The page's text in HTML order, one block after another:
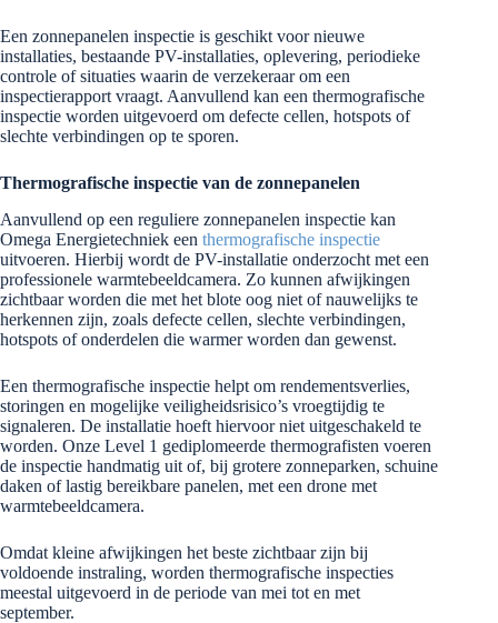
Een zonnepanelen inspectie is geschikt voor nieuwe
installaties, bestaande PV-installaties, oplevering, periodieke
controle of situaties waarin de verzekeraar om een
inspectierapport vraagt. Aanvullend kan een thermografische
inspectie worden uitgevoerd om defecte cellen, hotspots of
slechte verbindingen op te sporen.
Thermografische inspectie van de zonnepanelen
Aanvullend op een reguliere zonnepanelen inspectie kan
Omega Energietechniek een thermografische inspectie
uitvoeren. Hierbij wordt de PV-installatie onderzocht met een
professionele warmtebeeldcamera. Zo kunnen afwijkingen
zichtbaar worden die met het blote oog niet of nauwelijks te
herkennen zijn, zoals defecte cellen, slechte verbindingen,
hotspots of onderdelen die warmer worden dan gewenst.
Een thermografische inspectie helpt om rendementsverlies,
storingen en mogelijke veiligheidsrisico’s vroegtijdig te
signaleren. De installatie hoeft hiervoor niet uitgeschakeld te
worden. Onze Level 1 gediplomeerde thermografisten voeren
de inspectie handmatig uit of, bij grotere zonneparken, schuine
daken of lastig bereikbare panelen, met een drone met
warmtebeeldcamera.
Omdat kleine afwijkingen het beste zichtbaar zijn bij
voldoende instraling, worden thermografische inspecties
meestal uitgevoerd in de periode van mei tot en met
september.